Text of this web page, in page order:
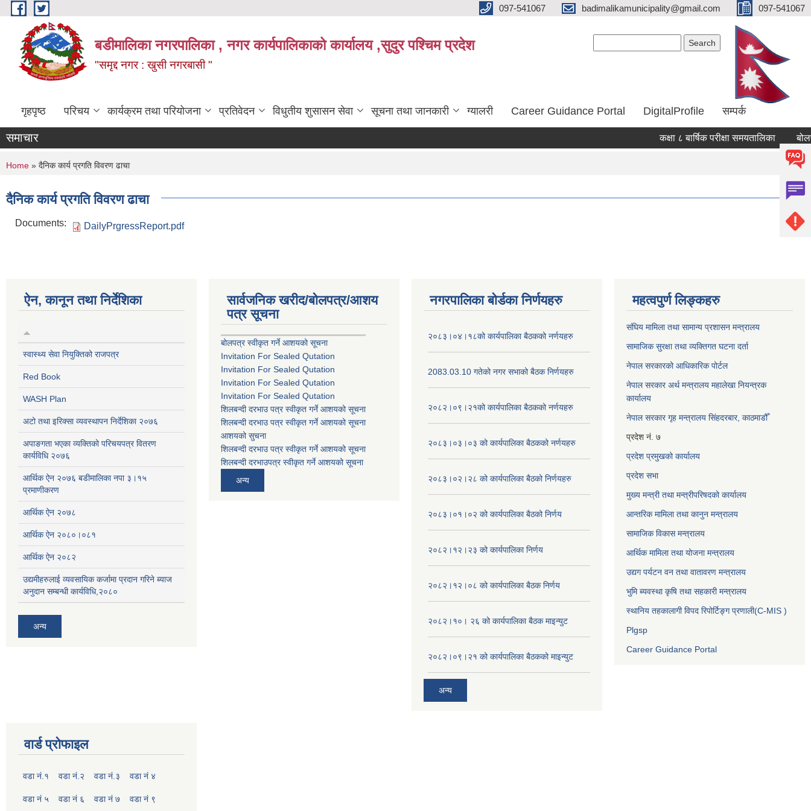
Skip to main content 097-541067 badimalikamunicipality@gmail.com 097-541067
बडीमालिका नगरपालिका , नगर कार्यपालिकाको कार्यालय ,सुदुर पश्चिम प्रदेश
"समृद्द नगर : खुसी नगरबासी "
गृहपृष्ठ परिचय कार्यक्रम तथा परियोजना प्रतिवेदन विधुतीय शुसासन सेवा सूचना तथा जानकारी ग्यालरी Career Guidance Portal DigitalProfile सम्पर्क
समाचार कक्षा ८ बार्षिक परीक्षा समयतालिका
« first
You are here
Home » दैनिक कार्य प्रगति विवरण ढाचा
दैनिक कार्य प्रगति विवरण ढाचा
Documents: DailyPrgressReport.pdf
ऐन, कानून तथा निर्देशिका
स्वास्थ्य सेवा नियुक्तिको राजपत्र
Red Book
WASH Plan
अटो तथा इरिक्सा व्यवस्थापन निर्देशिका २०७६
अपाङगता भएका व्यक्तिको परिचयपत्र वितरण
कार्यविधि २०७६
आर्थिक ऐन २०७६ बडीमालिका नपा ३।१५
प्रमाणीकरण
आर्थिक ऐन २०७८
आर्थिक ऐन २०८०।०८१
आर्थिक ऐन २०८२
उद्यमीहरुलाई व्यवसायिक कर्जामा प्रदान गरिने ब्याज
अनुदान सम्बन्धी कार्यविधि,२०८०
अन्य
सार्वजनिक खरीद/बोलपत्र/आशय
पत्र सूचना
बोलपत्र स्वीकृत गर्ने आशयको सूचना
Invitation For Sealed Qutation
Invitation For Sealed Qutation
Invitation For Sealed Qutation
Invitation For Sealed Qutation
शिलबन्दी दरभाउ पत्र स्वीकृत गर्ने आशयको सूचना
शिलबन्दी दरभाउ पत्र स्वीकृत गर्ने आशयको सूचना
आशयको सुचना
शिलबन्दी दरभाउ पत्र स्वीकृत गर्ने आशयको सूचना
शिलबन्दी दरभाउपत्र स्वीकृत गर्ने आशयको सूचना
अन्य
नगरपालिका बोर्डका निर्णयहरु
२०८३।०४।१८को कार्यपालिका बैठकको नर्णयहरु
2083.03.10 गतेको नगर सभाको बैठक निर्णयहरु
२०८२।०९।२१को कार्यपालिका बैठकको नर्णयहरु
२०८३।०३।०३ को कार्यपालिका बैठकको नर्णयहरु
२०८३।०२।२८ को कार्यपालिका बैठको निर्णयहरु
२०८३।०१।०२ को कार्यपालिका बैठको निर्णय
२०८२।१२।२३ को कार्यपालिका निर्णय
२०८२।१२।०८ को कार्यपालिका बैठक निर्णय
२०८२।१०। २६ को कार्यपालिका बैठक माइन्युट
२०८२।०९।२१ को कार्यपालिका बैठकको माइन्युट
अन्य
महत्वपुर्ण लिङ्कहरु
संघिय मामिला तथा सामान्य प्रशासन मन्त्रालय
सामाजिक सुरक्षा तथा व्यक्तिगत घटना दर्ता
नेपाल सरकारको आधिकारिक पोर्टल
नेपाल सरकार अर्थ मन्त्रालय महालेखा नियन्त्रक
कार्यालय
नेपाल सरकार गृह मन्त्रालय सिंहदरबार, काठमाडौँ
प्रदेश नं. ७
प्रदेश प्रमुखको कार्यालय
प्रदेश सभा
मुख्य मन्त्री तथा मन्त्रीपरिषदको कार्यालय
आन्तरिक मामिला तथा कानुन मन्त्रालय
सामाजिक विकास मन्त्रालय
आर्थिक मामिला तथा योजना मन्त्रालय
उद्यग पर्यटन वन तथा वातावरण मन्त्रालय
भुमि ब्यवस्था कृषि तथा सहकारी मन्त्रालय
स्थानिय तहकालागी विपद रिपोर्टिङ्ग प्रणाली(C-MIS )
Plgsp
Career Guidance Portal
वार्ड प्रोफाइल
वडा नं.१ वडा नं.२ वडा नं.३ वडा नं ४
वडा नं ५ वडा नं ६ वडा नं ७ वडा नं ९